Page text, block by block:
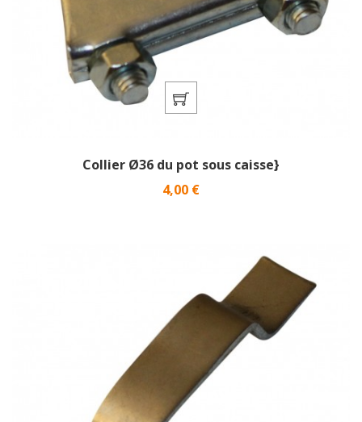
Collier Ø36 du pot sous caisse}
Prix
4,00 €